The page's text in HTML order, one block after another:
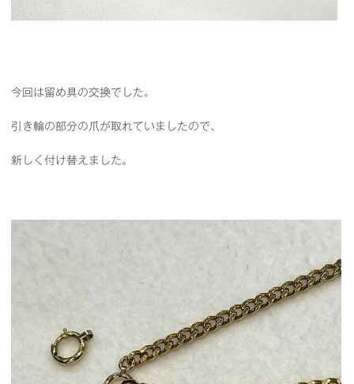
今回は留め具の交換でした。
引き輪の部分の爪が取れていましたので、
新しく付け替えました。